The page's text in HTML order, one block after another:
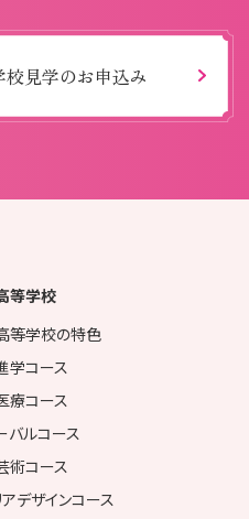
見学のお申込み
等学校
等学校の特色
学コース
療コース
バルコース
術コース
アデザインコース